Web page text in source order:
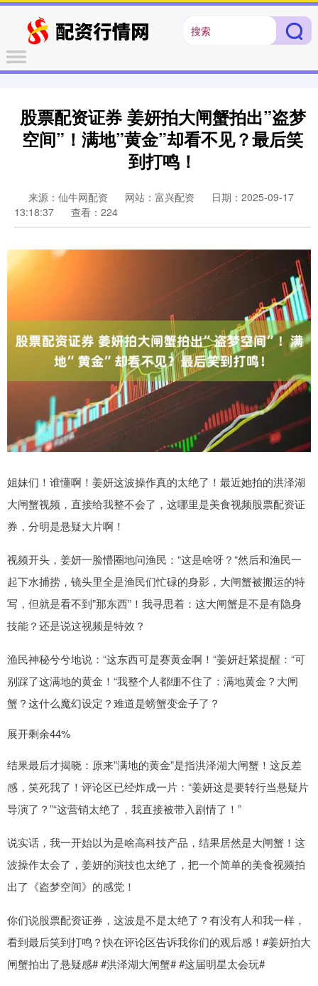
股票配资证券 姜妍拍大闸蟹拍出”盗梦
空间”！满地”黄金”却看不见？最后笑
到打鸣！
来源：仙牛网配资 网站：富兴配资
日期：2025-09-17
13:18:37
查看：224
姐妹们！谁懂啊！姜妍这波操作真的太绝了！最近她拍的洪泽湖
大闸蟹视频，直接给我整不会了，这哪里是美食视频股票配资证
券，分明是悬疑大片啊！
视频开头，姜妍一脸懵圈地问渔民：“这是啥呀？“然后和渔民一
起下水捕捞，镜头里全是渔民们忙碌的身影，大闸蟹被搬运的特
写，但就是看不到”那东西”！我寻思着：这大闸蟹是不是有隐身
技能？还是说这视频是特效？
渔民神秘兮兮地说：“这东西可是赛黄金啊！“姜妍赶紧提醒：“可
别踩了这满地的黄金！“我整个人都绷不住了：满地黄金？大闸
蟹？这什么魔幻设定？难道是螃蟹变金子了？
展开剩余44%
结果最后才揭晓：原来”满地的黄金”是指洪泽湖大闸蟹！这反差
感，笑死我了！评论区已经炸成一片：“姜妍这是要转行当悬疑片
导演了？”“这营销太绝了，我直接被带入剧情了！”
说实话，我一开始以为是啥高科技产品，结果居然是大闸蟹！这
波操作太会了，姜妍的演技也太绝了，把一个简单的美食视频拍
出了《盗梦空间》的感觉！
你们说股票配资证券，这波是不是太绝了？有没有人和我一样，
看到最后笑到打鸣？快在评论区告诉我你们的观后感！#姜妍拍大
闸蟹拍出了悬疑感# #洪泽湖大闸蟹# #这届明星太会玩#